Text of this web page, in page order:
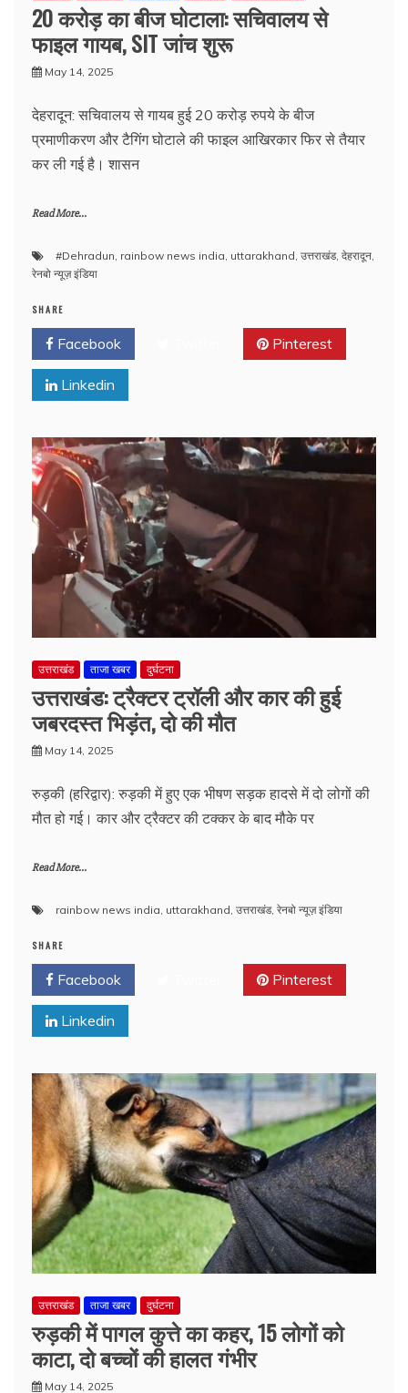
20 करोड़ का बीज घोटाला: सचिवालय से
फाइल गायब, SIT जांच शुरू
May 14, 2025
देहरादून: सचिवालय से गायब हुई 20 करोड़ रुपये के बीज
प्रमाणीकरण और टैगिंग घोटाले की फाइल आखिरकार फिर से तैयार
कर ली गई है। शासन
Read More...
#Dehradun, rainbow news india, uttarakhand, उत्तराखंड, देहरादून,
रेनबो न्यूज़ इंडिया
SHARE
Facebook Pinterest
Linkedin
उत्तराखंड ताजा खबर दुर्घटना
उत्तराखंड: ट्रैक्टर ट्रॉली और कार की हुई
जबरदस्त भिड़ंत, दो की मौत
May 14, 2025
रुड़की (हरिद्वार): रुड़की में हुए एक भीषण सड़क हादसे में दो लोगों की
मौत हो गई। कार और ट्रैक्टर की टक्कर के बाद मौके पर
Read More...
rainbow news india, uttarakhand, उत्तराखंड, रेनबो न्यूज़ इंडिया
SHARE
Facebook Pinterest
Linkedin
उत्तराखंड ताजा खबर दुर्घटना
रुड़की में पागल कुत्ते का कहर, 15 लोगों को
काटा, दो बच्चों की हालत गंभीर
May 14, 2025